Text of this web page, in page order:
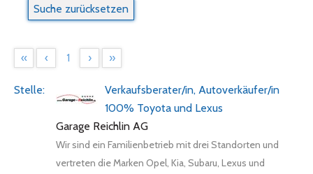
« ‹ 1 › »
Verkaufsberater/in, Autoverkäufer/in
100% Toyota und Lexus
Garage Reichlin AG
Wir sind ein Familienbetrieb mit drei Standorten und
vertreten die Marken Opel, Kia, Subaru, Lexus und